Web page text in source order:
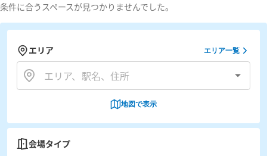
条件に合うスペースが見つかりませんでした。
エリア エリア一覧
地図で表示
会場タイプ